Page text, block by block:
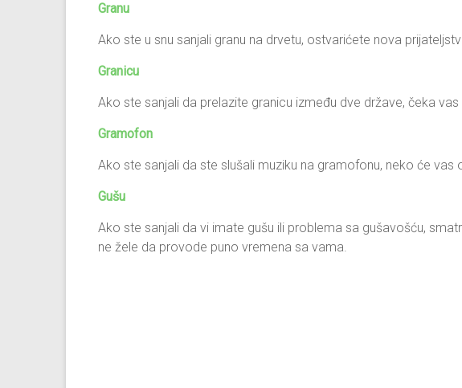
Granu
Ako ste u snu sanjali granu na drvetu, ostvarićete nova
Granicu
Ako ste sanjali da prelazite granicu između dve države, čeka
Gramofon
Ako ste sanjali da ste slušali muziku na gramofonu, neko će vas
Gušu
Ako ste sanjali da vi imate gušu ili problema sa gušavošću,
ne žele da provode puno vremena sa vama.